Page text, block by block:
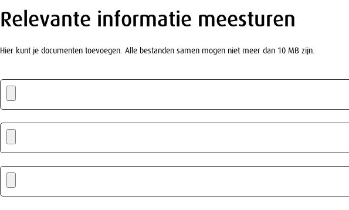
Relevante informatie meesturen
Hier kunt je documenten toevoegen. Alle bestanden samen mogen niet meer dan 10 MB zijn.